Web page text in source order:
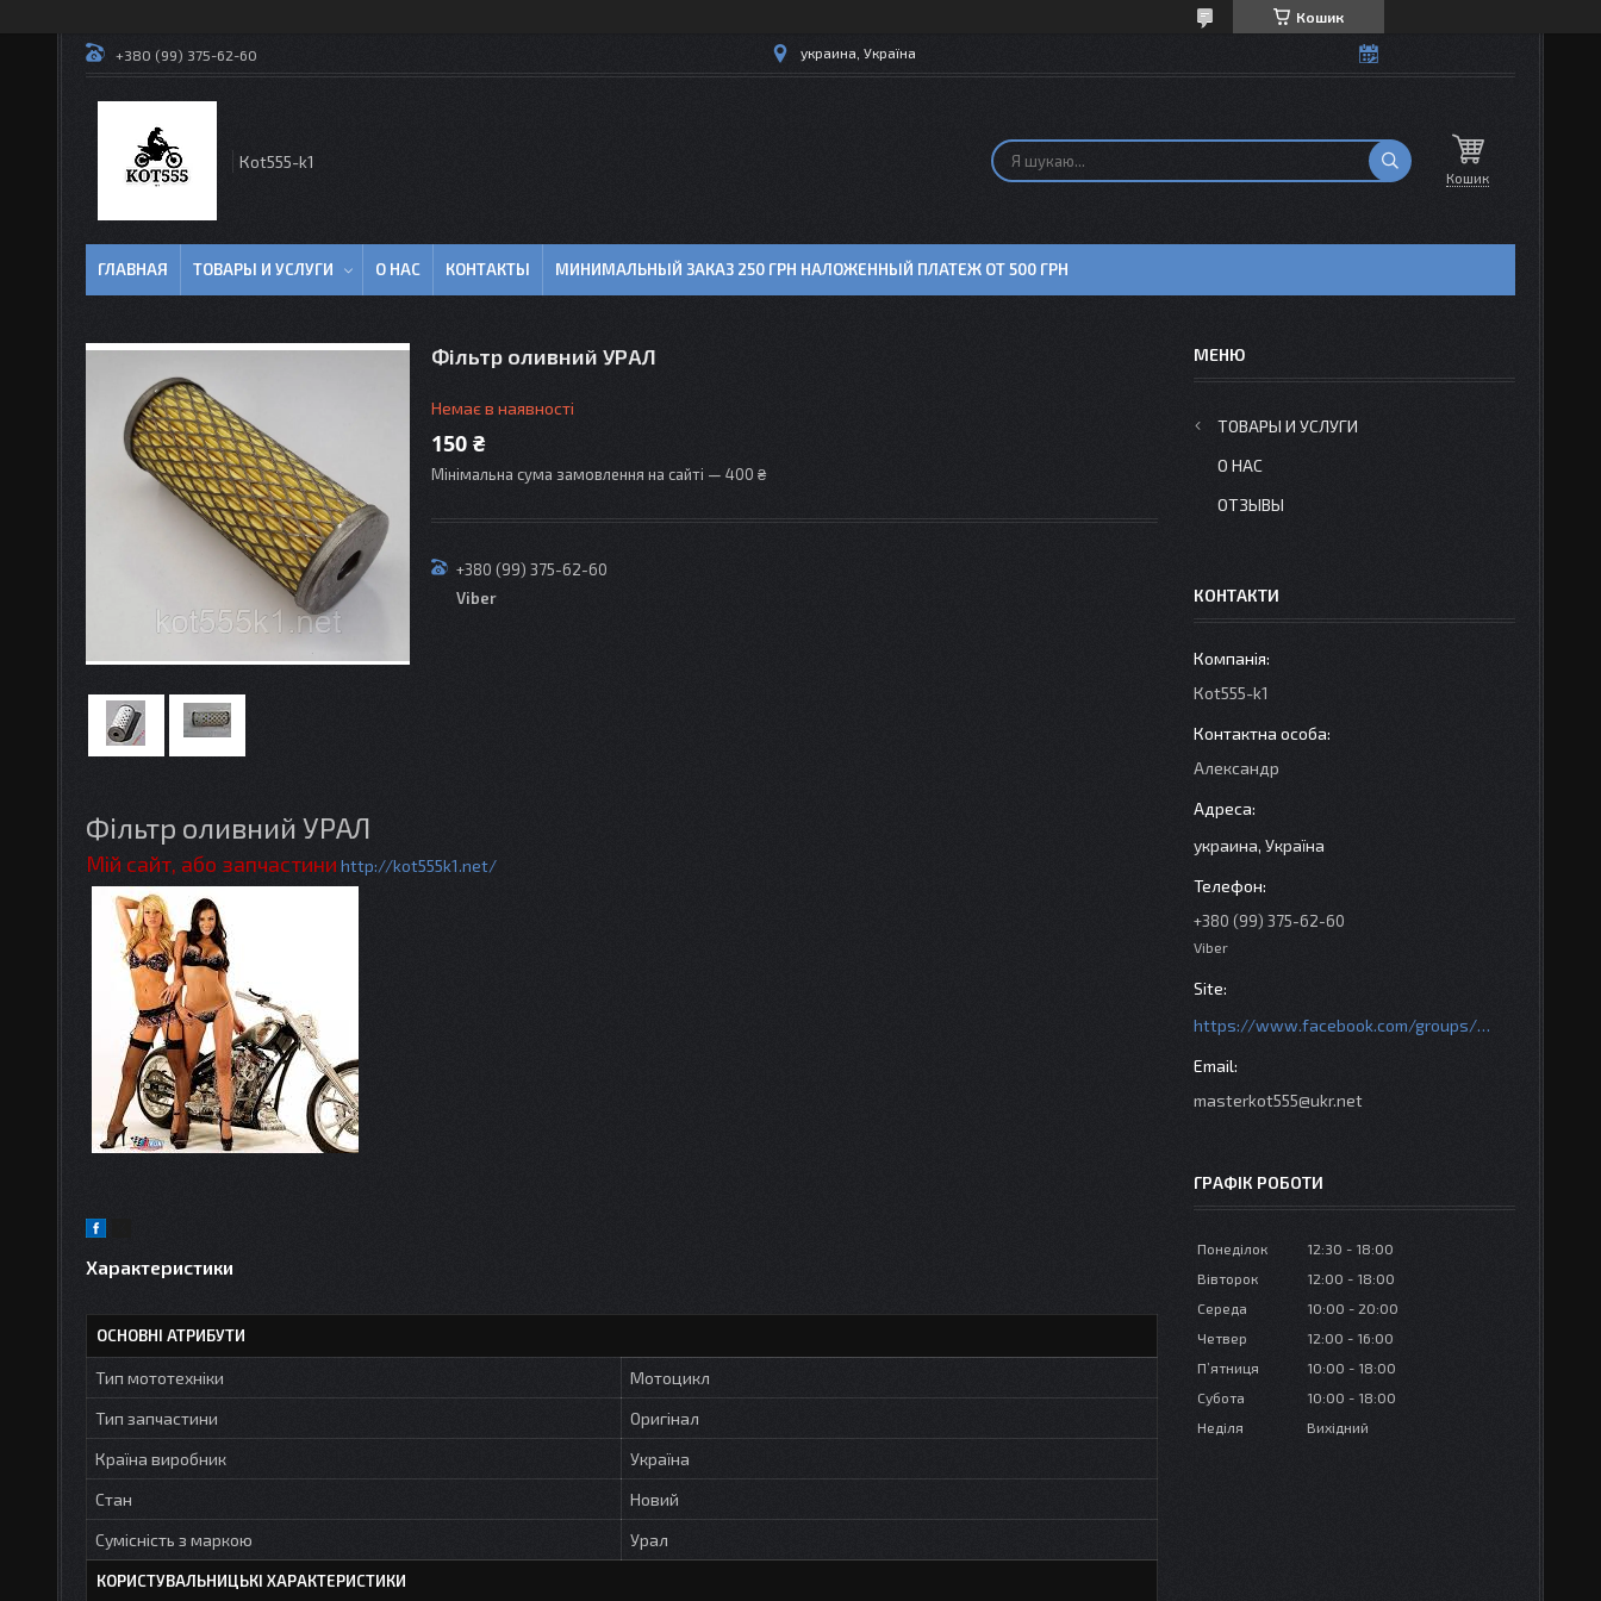
Кошик
+380 (99) 375-62-60 украина, Україна
Кot555-k1
Кошик
ГЛАВНАЯ ТОВАРЫ И УСЛУГИ О НАС КОНТАКТЫ МИНИМАЛЬНЫЙ ЗАКАЗ 250 ГРН НАЛОЖЕННЫЙ ПЛАТЕЖ ОТ 500 ГРН
Фільтр оливний УРАЛ
Немає в наявності
150 ₴
Мінімальна сума замовлення на сайті — 400 ₴
+380 (99) 375-62-60
Viber
Фільтр оливний УРАЛ
Мій сайт, або запчастини http://kot555k1.net/
Характеристики
ОСНОВНІ АТРИБУТИ
Тип мототехніки
Мотоцикл
Тип запчастини
Оригінал
Країна виробник
Україна
Стан
Новий
Сумісність з маркою
Урал
КОРИСТУВАЛЬНИЦЬКІ ХАРАКТЕРИСТИКИ
ТОВАРЫ И УСЛУГИ
О НАС
ОТЗЫВЫ
КОНТАКТИ
Кot555-k1
Александр
украина, Україна
+380 (99) 375-62-60
Viber
https://www.facebook.com/groups/httpsmotoshara.net
masterkot555@ukr.net
ГРАФІК РОБОТИ
Понеділок 12:30
18:00
Вівторок
12:00
18:00
Середа
10:00
20:00
Четвер
12:00
16:00
Пʼятниця
10:00
18:00
Субота
10:00
18:00
Неділя
Вихідний